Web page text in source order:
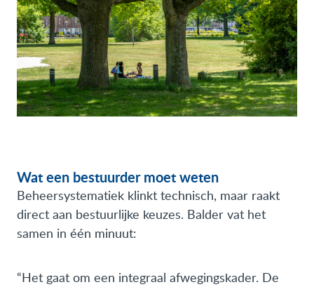
Wat een bestuurder moet weten
Beheersystematiek klinkt technisch, maar raakt
direct aan bestuurlijke keuzes. Balder vat het
samen in één minuut:
“Het gaat om een integraal afwegingskader. De